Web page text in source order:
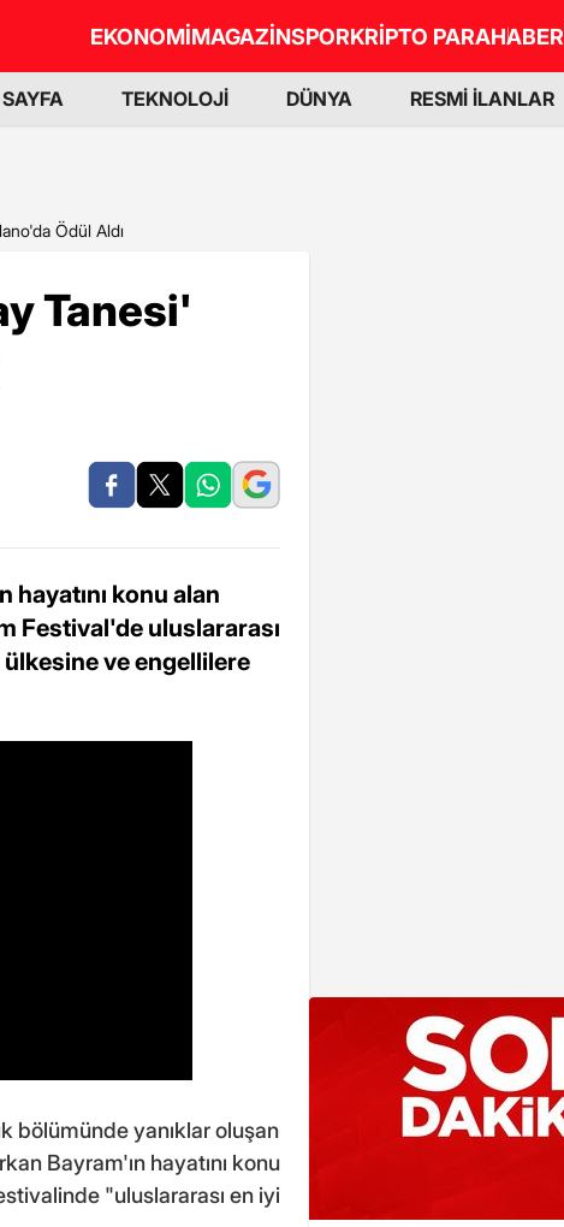
EKONOMİMAGAZİNSPORKRİPTO PARAHABER
TEKNOLOJİ DÜNYA RESMİ İLANLAR
Ödül Aldı
Tanesi'
konu alan
Festival'de uluslararası
ve engellilere
bölümünde yanıklar oluşan
Bayram'ın hayatını konu
"uluslararası en iyi